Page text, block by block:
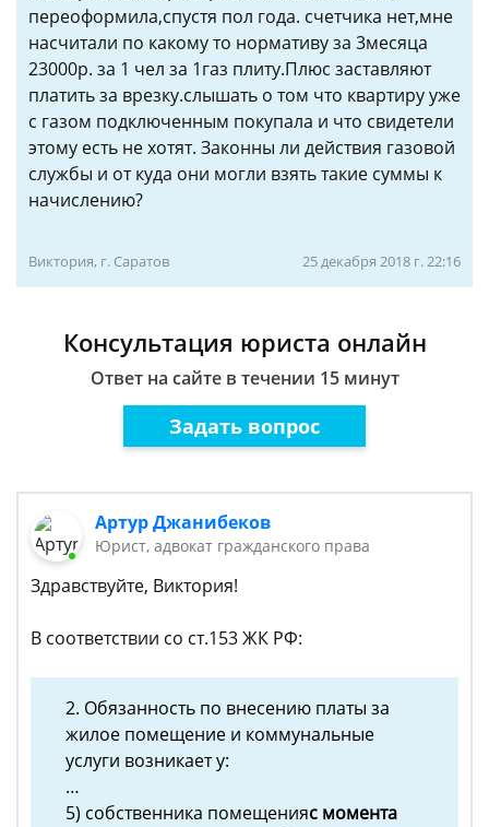
переоформила,спустя пол года. счетчика нет,мне
насчитали по какому то нормативу за 3месяца
23000р. за 1 чел за 1газ плиту.Плюс заставляют
платить за врезку.слышать о том что квартиру уже
с газом подключенным покупала и что свидетели
этому есть не хотят. Законны ли действия газовой
службы и от куда они могли взять такие суммы к
начислению?
Виктория, г. Саратов 25 декабря 2018 г. 22:16
Консультация юриста онлайн
Ответ на сайте в течении 15 минут
Задать вопрос
Артур Джанибеков
Юрист, адвокат гражданского права
Здравствуйте, Виктория!
В соответствии со ст.153 ЖК РФ:
2. Обязанность по внесению платы за
жилое помещение и коммунальные
услуги возникает у:
…
5) собственника помещенияс момента